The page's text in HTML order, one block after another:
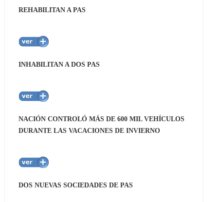
REHABILITAN A PAS
INHABILITAN A DOS PAS
NACIÓN CONTROLÓ MÁS DE 600 MIL VEHÍCULOS
DURANTE LAS VACACIONES DE INVIERNO
DOS NUEVAS SOCIEDADES DE PAS